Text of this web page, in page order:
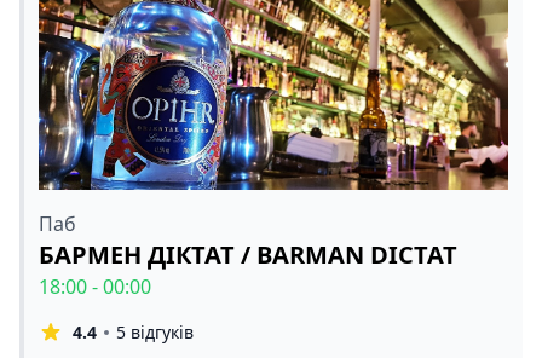
Паб
БАРМЕН ДІКТАТ / BARMAN DICTAT
18:00 - 00:00
4.4 5 відгуків